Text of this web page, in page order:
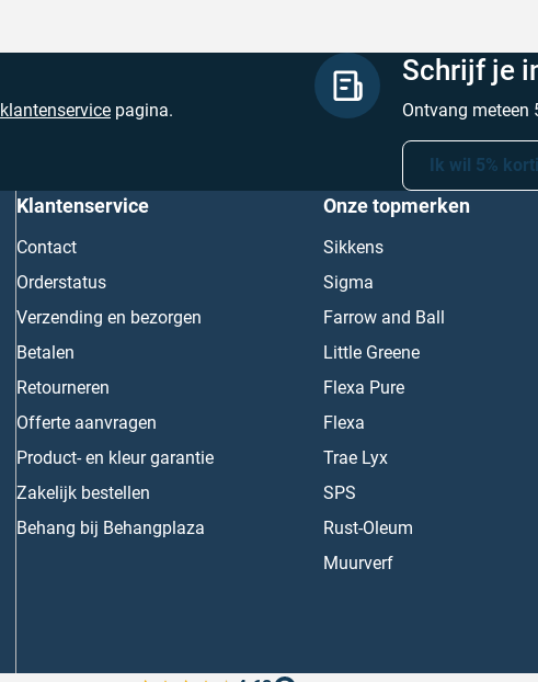
klantenservice pagina.
Schrijf je
Ontvang meteen
Ik wil 5%
Klantenservice
Contact
Orderstatus
Verzending en bezorgen
Betalen
Retourneren
Offerte aanvragen
Product- en kleur garantie
Zakelijk bestellen
Behang bij Behangplaza
Onze topmerken
Sikkens
Sigma
Farrow and Ball
Little Greene
Flexa Pure
Flexa
Trae Lyx
SPS
Rust-Oleum
Muurverf